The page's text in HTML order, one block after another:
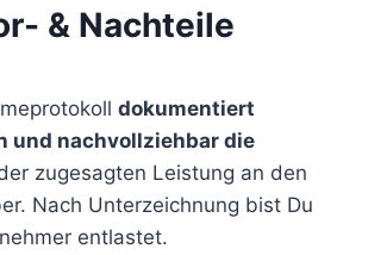
& Nachteile
dokumentiert
und nachvollziehbar die
zugesagten Leistung an den
Nach Unterzeichnung bist Du
entlastet.